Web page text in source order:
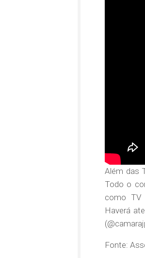
Além das
Todo o
como TV
Haverá
Fonte: